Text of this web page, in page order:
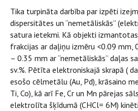
Tika turpināta darbība par izpēti
dispersitātes un “nemetāliskās”
satura ietekmi. Kā objekti
frakcijas ar daļiņu izmēru <0.09 mm,
– 0.35 mm ar “nemetāliskās” daļas
sv.%. Pētīta elektroniskajā skrapā (
esošo cēlmetālu (Au, Pd), krāsaino
Ti, Co), kā arī Fe, Cr un Mn pārejas
elektrolīta šķīdumā (CHCl= 6M)